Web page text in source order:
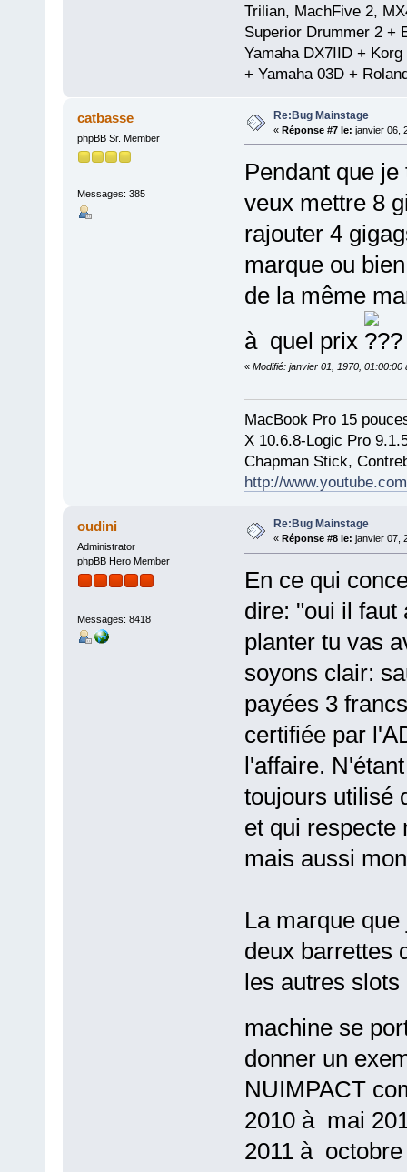
Trilian, MachFive 2,
Superior Drummer 2 +
Yamaha DX7IID +
+ Yamaha 03D +
catbasse
phpBB Sr. Member
Messages: 385
Re:Bug Mainstage
« Réponse #7 le: janvier 06,
Pendant que
veux mettre 8
rajouter 4
marque ou
de la même
à quel prix
« Modifié: janvier 01, 1970, 01:00:00
MacBook Pro 15
X 10.6.8-Logic Pro
Chapman Stick,
http://
oudini
Administrator
phpBB Hero Member
Messages: 8418
Re:Bug Mainstage
« Réponse #8 le: janvier 07,
En ce qui
dire: "oui il faut
planter tu vas
soyons clair:
payées 3
certifiée par
l'affaire.
toujours utilisé
et qui respecte
mais aussi
La marque
deux barrettes
les autres
machine se
donner un
NUIMPACT
2010 à mai
2011 à